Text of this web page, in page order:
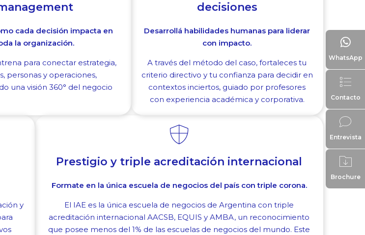
WhatsApp
Contacto
Entrevista
Brochure
cada decisión impacta en
la organización.
para conectar estrategia,
personas y operaciones,
una visión 360° del negocio
decisiones
Desarrollá habilidades humanas para liderar
con impacto.
A través del método del caso, fortaleces tu
criterio directivo y tu confianza para decidir en
contextos inciertos, guiado por profesores
con experiencia académica y corporativa.
y
Prestigio y triple acreditación internacional
Formate en la única escuela de negocios del país con triple corona.
El IAE es la única escuela de negocios de Argentina con triple
acreditación internacional AACSB, EQUIS y AMBA, un reconocimiento
que posee menos del 1% de las escuelas de negocios del mundo. Este